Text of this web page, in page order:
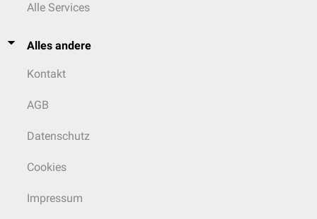
Alle Services
Alles andere
Kontakt
AGB
Datenschutz
Cookies
Impressum